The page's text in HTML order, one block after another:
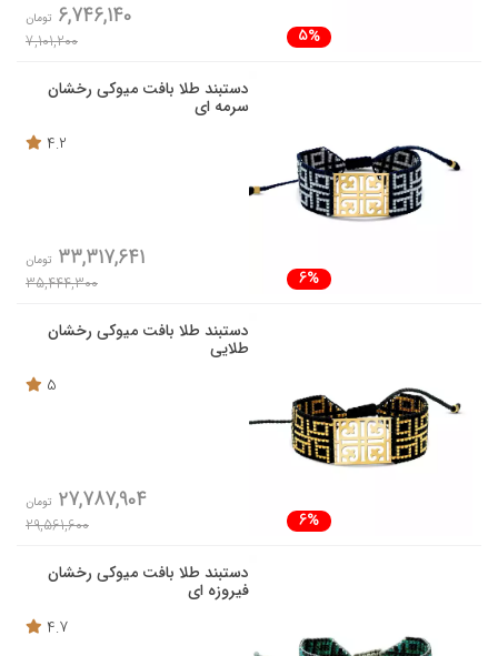
5%
6,746,140 تومان
7,101,200
دستبند طلا بافت میوکی رخشان
سرمه ای
4.2
6%
33,317,641 تومان
35,444,300
دستبند طلا بافت میوکی رخشان
طلایی
5
6%
27,787,904 تومان
29,561,600
دستبند طلا بافت میوکی رخشان
فیروزه ای
4.7